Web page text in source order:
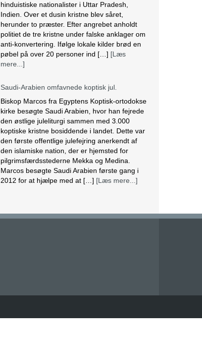
hinduistiske nationalister i Uttar Pradesh,
Indien. Over et dusin kristne blev såret,
herunder to præster. Efter angrebet anholdt
politiet de tre kristne under falske anklager om
anti-konvertering. Ifølge lokale kilder brød en
pøbel på over 20 personer ind […] [Læs
mere...]
Saudi-Arabien omfavnede koptisk jul.
Biskop Marcos fra Egyptens Koptisk-ortodokse
kirke besøgte Saudi Arabien, hvor han fejrede
den østlige juleliturgi sammen med 3.000
koptiske kristne bosiddende i landet. Dette var
den første offentlige julefejring anerkendt af
den islamiske nation, der er hjemsted for
pilgrimsfærdsstederne Mekka og Medina.
Marcos besøgte Saudi Arabien første gang i
2012 for at hjælpe med at […] [Læs mere...]
lovændring
vist på nationalt […][Læs mere...]
Abbas erklærer alle aftaler med Israel og USA